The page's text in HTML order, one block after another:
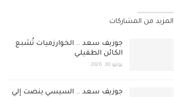
المزيد من المشاركات
جوزيف سعد .. الخوارزميات تُشبع
الكائن الطفيلي
يوليو 30, 2026
جوزيف سعد .. السيسي ينصت إلي